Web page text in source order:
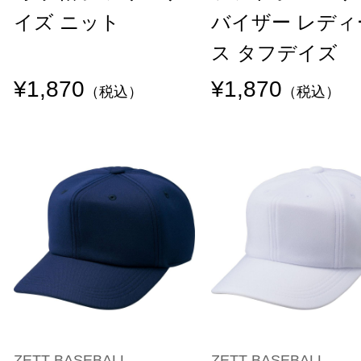
イズ ニット
¥1,870 （税込）
バイザー レディ
ス タフデイズ
¥1,870 （税込）